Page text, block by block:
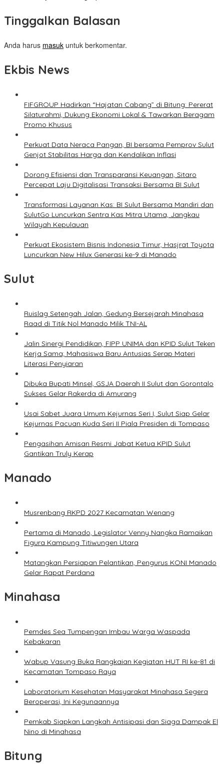
Tinggalkan Balasan
Anda harus masuk untuk berkomentar.
Ekbis News
FIFGROUP Hadirkan “Hajatan Cabang” di Bitung: Pererat
Silaturahmi, Dukung Ekonomi Lokal & Tawarkan Beragam
Promo Khusus
Perkuat Data Neraca Pangan, BI bersama Pemprov Sulut
Genjot Stabilitas Harga dan Kendalikan Inflasi
Dorong Efisiensi dan Transparansi Keuangan, Sitaro
Percepat Laju Digitalisasi Transaksi Bersama BI Sulut
Transformasi Layanan Kas: BI Sulut Bersama Mandiri dan
SulutGo Luncurkan Sentra Kas Mitra Utama, Jangkau
Wilayah Kepulauan
Perkuat Ekosistem Bisnis Indonesia Timur, Hasjrat Toyota
Luncurkan New Hilux Generasi ke-9 di Manado
Sulut
Ruislag Setengah Jalan, Gedung Bersejarah Minahasa
Raad di Titik Nol Manado Milik TNI-AL
Jalin Sinergi Pendidikan, FIPP UNIMA dan KPID Sulut Teken
Kerja Sama; Mahasiswa Baru Antusias Serap Materi
Literasi Penyiaran
Dibuka Bupati Minsel, GSJA Daerah II Sulut dan Gorontalo
Sukses Gelar Rakerda di Amurang
Usai Sabet Juara Umum Kejurnas Seri I, Sulut Siap Gelar
Kejurnas Pacuan Kuda Seri II Piala Presiden di Tompaso
Pengasihan Amisan Resmi Jabat Ketua KPID Sulut
Gantikan Truly Kerap
Manado
Musrenbang RKPD 2027 Kecamatan Wenang
Pertama di Manado, Legislator Venny Nangka Ramaikan
Figura Kampung Titiwungen Utara
Matangkan Persiapan Pelantikan, Pengurus KONI Manado
Gelar Rapat Perdana
Minahasa
Pemdes Sea Tumpengan Imbau Warga Waspada
Kebakaran
Wabup Vasung Buka Rangkaian Kegiatan HUT RI ke-81 di
Kecamatan Tompaso Raya
Laboratorium Kesehatan Masyarakat Minahasa Segera
Beroperasi, Ini Kegunaannya
Pemkab Siapkan Langkah Antisipasi dan Siaga Dampak El
Nino di Minahasa
Bitung